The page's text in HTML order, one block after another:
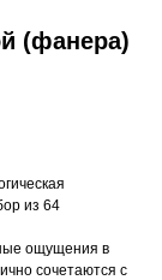
(фанера)
из 64
ощущения в
сочетаются с